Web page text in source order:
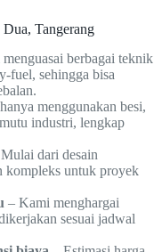
Tangerang
berbagai teknik
fuel, sehingga bisa
menggunakan besi,
industri, lengkap
dari desain
kompleks untuk proyek
– Kami menghargai
sesuai jadwal